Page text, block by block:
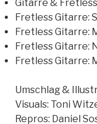
Gitarre &
Fretless Gitarre:
Fretless Gitarre:
Fretless Gitarre:
Fretless Gitarre:
Umschlag &
Visuals: Toni
Repros: Daniel